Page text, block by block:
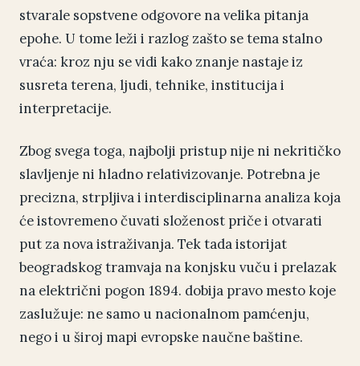
stvarale sopstvene odgovore na velika pitanja
epohe. U tome leži i razlog zašto se tema stalno
vraća: kroz nju se vidi kako znanje nastaje iz
susreta terena, ljudi, tehnike, institucija i
interpretacije.
Zbog svega toga, najbolji pristup nije ni nekritičko
slavljenje ni hladno relativizovanje. Potrebna je
precizna, strpljiva i interdisciplinarna analiza koja
će istovremeno čuvati složenost priče i otvarati
put za nova istraživanja. Tek tada istorijat
beogradskog tramvaja na konjsku vuču i prelazak
na električni pogon 1894. dobija pravo mesto koje
zaslužuje: ne samo u nacionalnom pamćenju,
nego i u široj mapi evropske naučne baštine.